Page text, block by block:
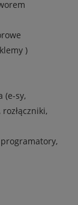
)
(e-sy,
programatory,